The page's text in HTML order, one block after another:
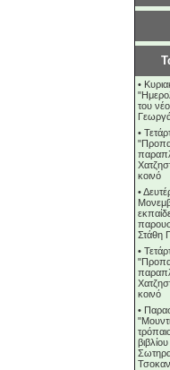
•
του
•
κοινό
•
Στάθη
•
κοινό
•